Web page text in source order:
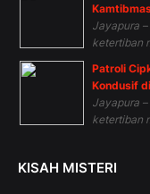
Jayapura
ketertiban
Patroli
Kondusif
Jayapura
ketertiban
KISAH MISTERI